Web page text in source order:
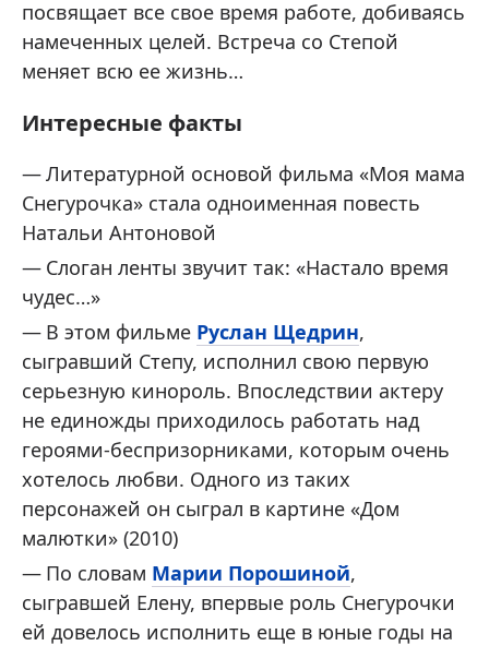
посвящает все свое время работе, добиваясь
намеченных целей. Встреча со Степой
меняет всю ее жизнь…
Интересные факты
Литературной основой фильма «Моя мама
Снегурочка» стала одноименная повесть
Натальи Антоновой
Слоган ленты звучит так: «Настало время
чудес…»
В этом фильме Руслан Щедрин,
сыгравший Степу, исполнил свою первую
серьезную кинороль. Впоследствии актеру
не единожды приходилось работать над
героями-беспризорниками, которым очень
хотелось любви. Одного из таких
персонажей он сыграл в картине «Дом
малютки» (2010)
По словам Марии Порошиной,
сыгравшей Елену, впервые роль Снегурочки
ей довелось исполнить еще в юные годы на